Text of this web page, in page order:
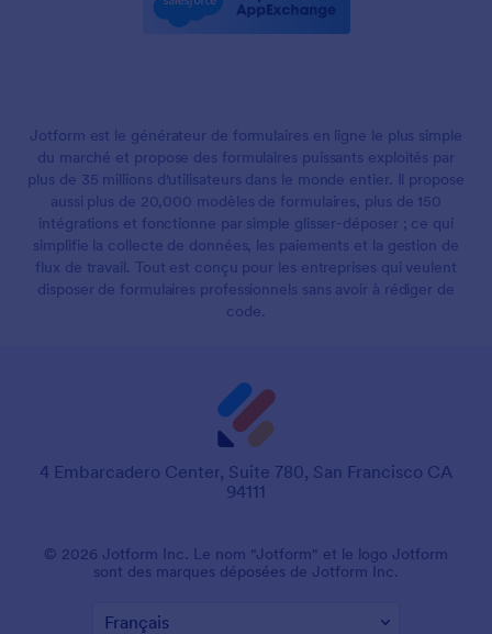
Jotform est le générateur de formulaires en ligne le plus simple
du marché et propose des formulaires puissants exploités par
plus de 35 millions d'utilisateurs dans le monde entier. Il propose
aussi plus de 20,000 modèles de formulaires, plus de 150
intégrations et fonctionne par simple glisser-déposer ; ce qui
simplifie la collecte de données, les paiements et la gestion de
flux de travail. Tout est conçu pour les entreprises qui veulent
disposer de formulaires professionnels sans avoir à rédiger de
code.
4 Embarcadero Center, Suite 780, San Francisco CA
94111
© 2026 Jotform Inc. Le nom "Jotform" et le logo Jotform
sont des marques déposées de Jotform Inc.